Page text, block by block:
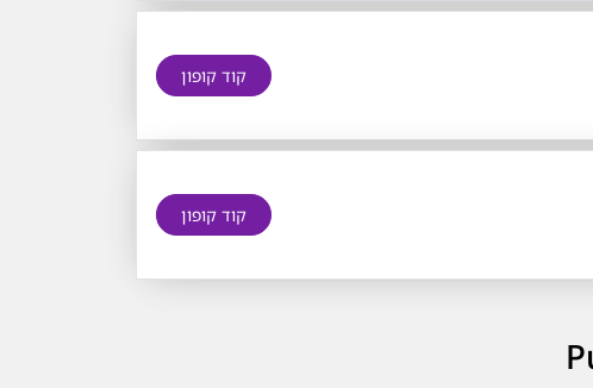
קוד קופון
קוד קופון